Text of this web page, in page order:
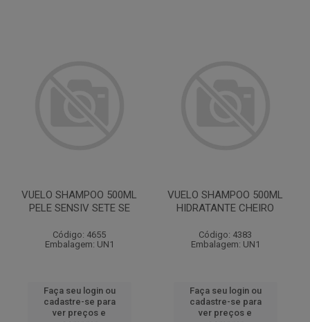
VUELO SHAMPOO 500ML
PELE SENSIV SETE SE
Código: 4655
Embalagem: UN1
Faça seu login ou
cadastre-se para
ver preços e
VUELO SHAMPOO 500ML
HIDRATANTE CHEIRO
Código: 4383
Embalagem: UN1
Faça seu login ou
cadastre-se para
ver preços e